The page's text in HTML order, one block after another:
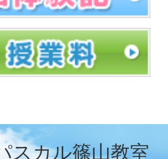
スカル篠山教室